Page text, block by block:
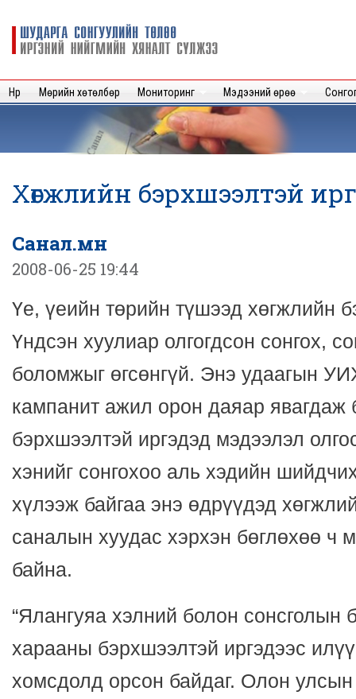
Шударга
сонгуулийн
нийгмийн
хяналт
Нүүр Мөрийн хөтөлбөр Мониторинг Мэдээний өрөө
Хөгжлийн бэрхшээлтэй
Санал.мн
2008-06-25 19:44
Үе, үеийн төрийн түшээд хөгжлийн
Үндсэн хуулиар олгогдсон сонгох,
боломжыг өгсөнгүй. Энэ удаагын
кампанит ажил орон даяар явагдаж
бэрхшээлтэй иргэдэд мэдээлэл
хэнийг сонгохоо аль хэдийн
хүлээж байгаа энэ өдрүүдэд
саналын хуудас хэрхэн бөглөхөө ч
байна.
“Ялангуяа хэлний болон сонсголын
харааны бэрхшээлтэй иргэдээс
хомсдолд орсон байдаг. Олон